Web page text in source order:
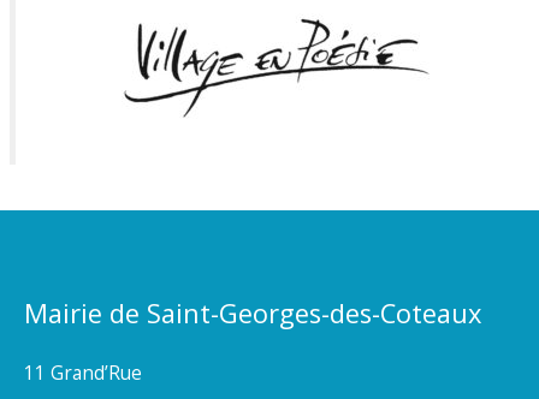
Mairie de Saint-Georges-des-Coteaux
11 Grand’Rue